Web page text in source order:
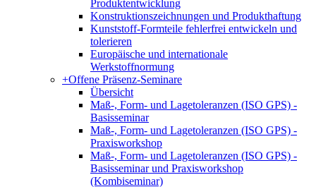
Produktentwicklung
Konstruktionszeichnungen und Produkthaftung
Kunststoff-Formteile fehlerfrei entwickeln und
tolerieren
Europäische und internationale
Werkstoffnormung
+Offene Präsenz-Seminare
Übersicht
Maß-, Form- und Lagetoleranzen (ISO GPS) -
Basisseminar
Maß-, Form- und Lagetoleranzen (ISO GPS) -
Praxisworkshop
Maß-, Form- und Lagetoleranzen (ISO GPS) -
Basisseminar und Praxisworkshop
(Kombiseminar)